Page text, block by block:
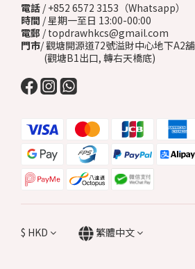
電話 / +852 6572 3153（Whatsapp）
時間 / 星期一至日 13:00-00:00
電郵 / topdrawhkcs@gmail.com
門市/ 觀塘開源道72號溢財中心地下A2舖
(觀塘B1出口, 轉右天橋底)
$ HKD 繁體中文